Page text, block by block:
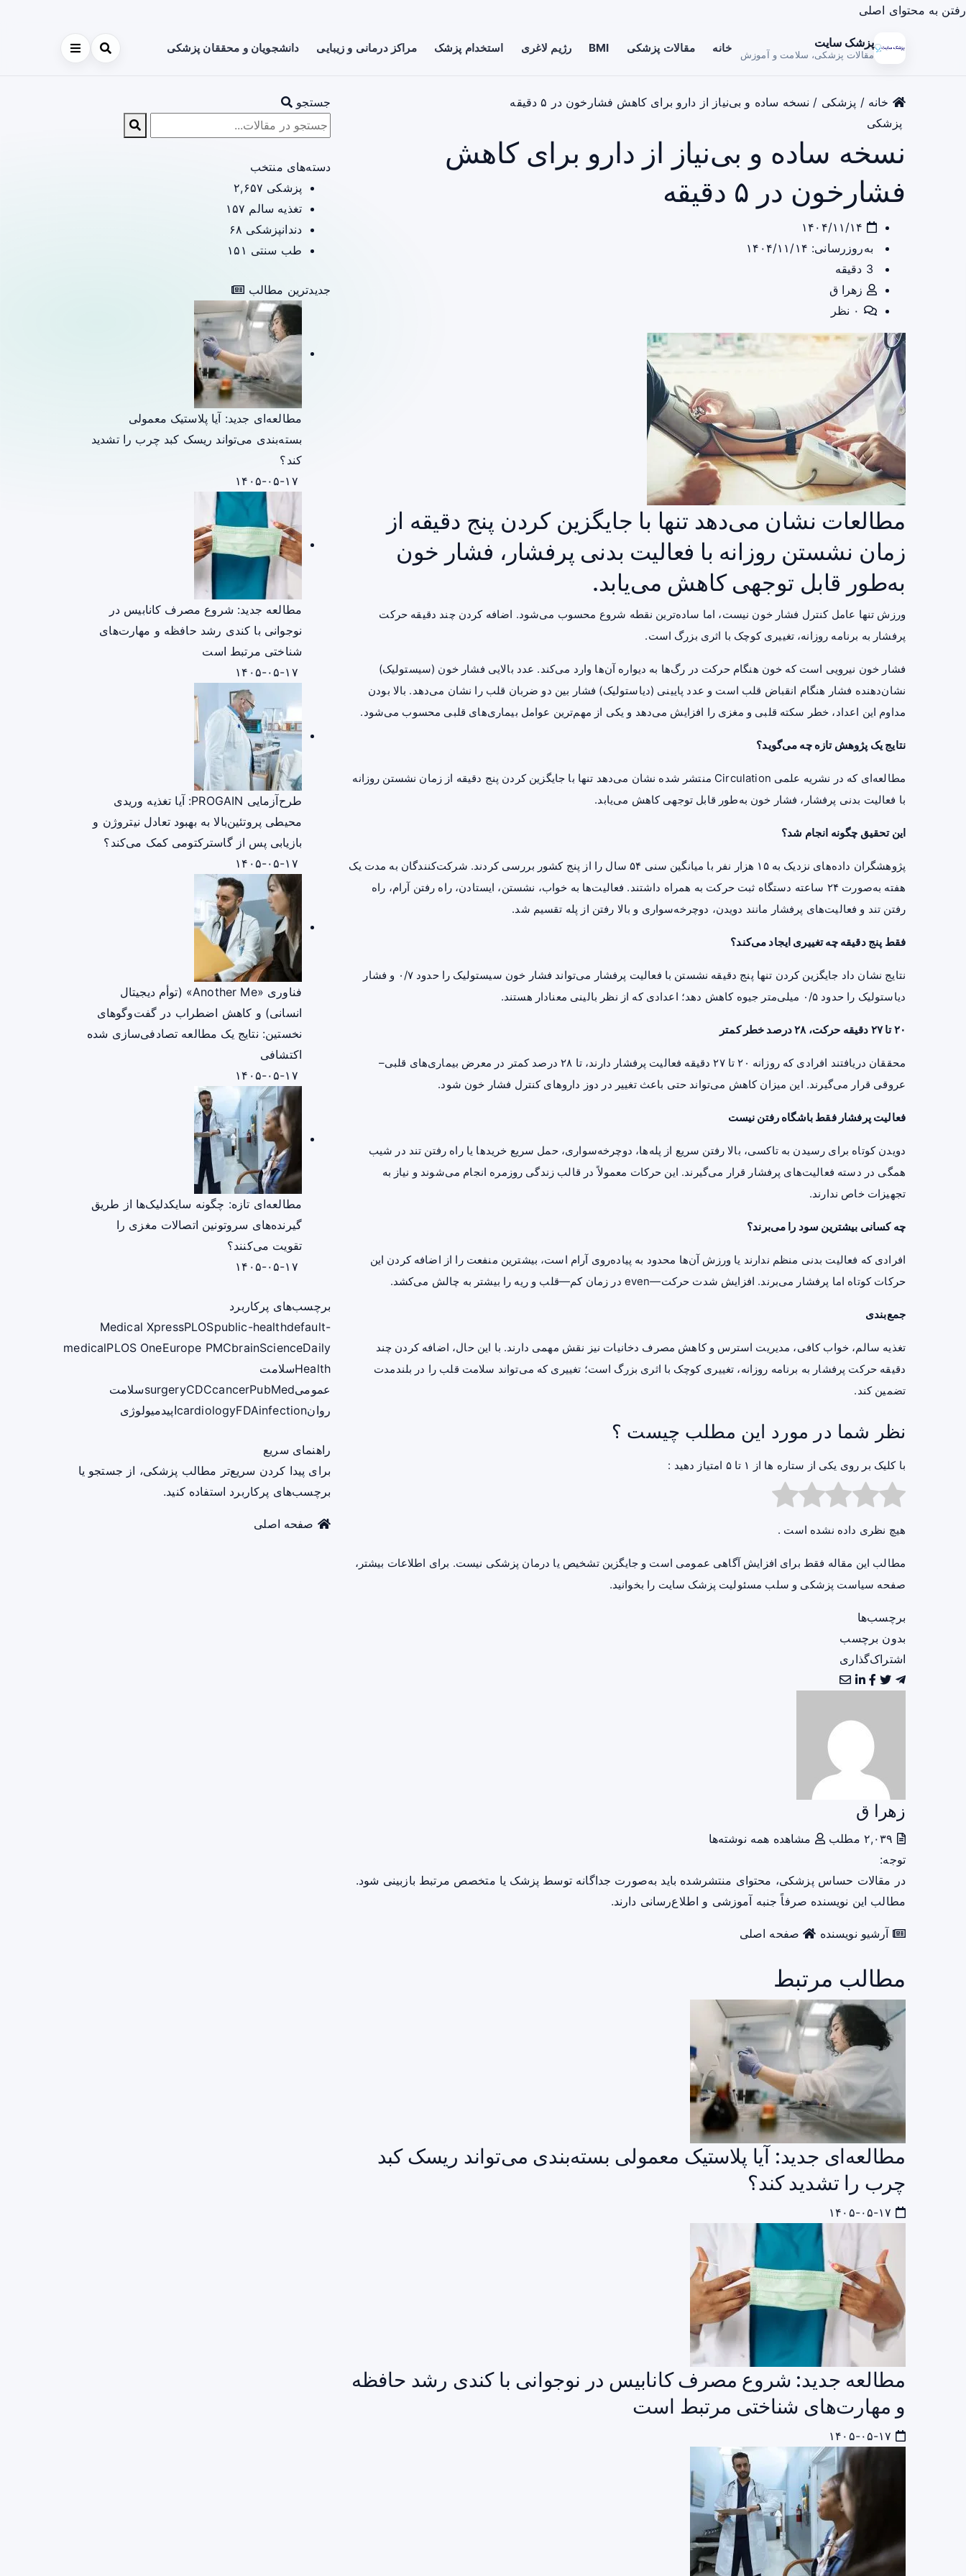
رفتن به محتوای اصلی
پزشک سایت
مقالات پزشکی، سلامت و آموزش خانه مقالات پزشکی BMI رژیم لاغری استخدام پزشک مراکز درمانی و زیبایی دانشجویان و محققان پزشکی
خانه / پزشکی / نسخه ساده و بی‌نیاز از دارو برای کاهش فشارخون در ۵ دقیقه
پزشکی
نسخه ساده و بی‌نیاز از دارو برای کاهش
فشارخون در ۵ دقیقه
به‌روزرسانی: ۱۴۰۴/۱۱/۱۴
زهرا ق
مطالعات نشان می‌دهد تنها با جایگزین کردن پنج دقیقه از
زمان نشستن روزانه با فعالیت بدنی پرفشار، فشار خون
به‌طور قابل توجهی کاهش می‌یابد.
ورزش تنها عامل کنترل فشار خون نیست، اما ساده‌ترین نقطه شروع محسوب می‌شود. اضافه کردن چند دقیقه حرکت
پرفشار به برنامه روزانه، تغییری کوچک با اثری بزرگ است.
فشار خون نیرویی است که خون هنگام حرکت در رگ‌ها به دیواره آن‌ها وارد می‌کند. عدد بالایی فشار خون (سیستولیک)
نشان‌دهنده فشار هنگام انقباض قلب است و عدد پایینی (دیاستولیک) فشار بین دو ضربان قلب را نشان می‌دهد. بالا بودن
مداوم این اعداد، خطر سکته قلبی و مغزی را افزایش می‌دهد و یکی از مهم‌ترین عوامل بیماری‌های قلبی محسوب می‌شود.
نتایج یک پژوهش تازه چه می‌گوید؟
مطالعه‌ای که در نشریه علمی Circulation منتشر شده نشان می‌دهد تنها با جایگزین کردن پنج دقیقه از زمان نشستن روزانه
با فعالیت بدنی پرفشار، فشار خون به‌طور قابل توجهی کاهش می‌یابد.
این تحقیق چگونه انجام شد؟
پژوهشگران داده‌های نزدیک به ۱۵ هزار نفر با میانگین سنی ۵۴ سال را از پنج کشور بررسی کردند. شرکت‌کنندگان به مدت یک
هفته به‌صورت ۲۴ ساعته دستگاه ثبت حرکت به همراه داشتند. فعالیت‌ها به خواب، نشستن، ایستادن، راه رفتن آرام، راه
رفتن تند و فعالیت‌های پرفشار مانند دویدن، دوچرخه‌سواری و بالا رفتن از پله تقسیم شد.
فقط پنج دقیقه چه تغییری ایجاد می‌کند؟
نتایج نشان داد جایگزین کردن تنها پنج دقیقه نشستن با فعالیت پرفشار می‌تواند فشار خون سیستولیک را حدود ۰/۷ و فشار
دیاستولیک را حدود ۰/۵ میلی‌متر جیوه کاهش دهد؛ اعدادی که از نظر بالینی معنادار هستند.
۲۰ تا ۲۷ دقیقه حرکت، ۲۸ درصد خطر کمتر
محققان دریافتند افرادی که روزانه ۲۰ تا ۲۷ دقیقه فعالیت پرفشار دارند، تا ۲۸ درصد کمتر در معرض بیماری‌های قلبی‌–
عروقی قرار می‌گیرند. این میزان کاهش می‌تواند حتی باعث تغییر در دوز داروهای کنترل فشار خون شود.
فعالیت پرفشار فقط باشگاه رفتن نیست
دویدن کوتاه برای رسیدن به تاکسی، بالا رفتن سریع از پله‌ها، دوچرخه‌سواری، حمل سریع خریدها یا راه رفتن تند در شیب
همگی در دسته فعالیت‌های پرفشار قرار می‌گیرند. این حرکات معمولاً در قالب زندگی روزمره انجام می‌شوند و نیاز به
تجهیزات خاص ندارند.
چه کسانی بیشترین سود را می‌برند؟
افرادی که فعالیت بدنی منظم ندارند یا ورزش آن‌ها محدود به پیاده‌روی آرام است، بیشترین منفعت را از اضافه کردن این
حرکات کوتاه اما پرفشار می‌برند. افزایش شدت حرکت—even در زمان کم—قلب و ریه را بیشتر به چالش می‌کشد.
جمع‌بندی
تغذیه سالم، خواب کافی، مدیریت استرس و کاهش مصرف دخانیات نیز نقش مهمی دارند. با این حال، اضافه کردن چند
دقیقه حرکت پرفشار به برنامه روزانه، تغییری کوچک با اثری بزرگ است؛ تغییری که می‌تواند سلامت قلب را در بلندمدت
تضمین کند.
نظر شما در مورد این مطلب چیست ؟
با کلیک بر روی یکی از ستاره ها از ۱ تا ۵ امتیاز دهید :
هیچ نظری داده نشده است .
مطالب این مقاله فقط برای افزایش آگاهی عمومی است و جایگزین تشخیص یا درمان پزشکی نیست. برای اطلاعات بیشتر،
صفحه سیاست پزشکی و سلب مسئولیت پزشک سایت را بخوانید.
برچسب‌ها
بدون برچسب
اشتراک‌گذاری
زهرا ق
مشاهده همه نوشته‌ها
توجه:
در مقالات حساس پزشکی، محتوای منتشرشده باید به‌صورت جداگانه توسط پزشک یا متخصص مرتبط بازبینی شود.
مطالب این نویسنده صرفاً جنبه آموزشی و اطلاع‌رسانی دارند.
آرشیو نویسنده صفحه اصلی
مطالب مرتبط
مطالعه‌ای جدید: آیا پلاستیک معمولی بسته‌بندی می‌تواند ریسک کبد
چرب را تشدید کند؟
مطالعه جدید: شروع مصرف کانابیس در نوجوانی با کندی رشد حافظه
و مهارت‌های شناختی مرتبط است
جستجو
دسته‌های منتخب
پزشکی ۲,۶۵۷
تغذیه سالم ۱۵۷
دندانپزشکی ۶۸
طب سنتی ۱۵۱
جدیدترین مطالب
مطالعه‌ای جدید: آیا پلاستیک معمولی
بسته‌بندی می‌تواند ریسک کبد چرب را تشدید
کند؟
مطالعه جدید: شروع مصرف کانابیس در
نوجوانی با کندی رشد حافظه و مهارت‌های
شناختی مرتبط است
طرح‌آزمایی PROGAIN: آیا تغذیه وریدی
محیطی پروتئین‌بالا به بهبود تعادل نیتروژن و
بازیابی پس از گاسترکتومی کمک می‌کند؟
فناوری «Another Me» (توأم دیجیتال
انسانی) و کاهش اضطراب در گفت‌وگوهای
نخستین: نتایج یک مطالعه تصادفی‌سازی شده
اکتشافی
مطالعه‌ای تازه: چگونه سایکدلیک‌ها از طریق
گیرنده‌های سروتونین اتصالات مغزی را
تقویت می‌کنند؟
برچسب‌های پرکاربرد
Medical XpressPLOSpublic-healthdefault-
medicalPLOS OneEurope PMCbrainScienceDaily
Healthسلامت
عمومی
surgeryCDCcancerPubMed
سلامت
روان
cardiologyFDAinfection اپیدمیولوژی
راهنمای سریع
برای پیدا کردن سریع‌تر مطالب پزشکی، از جستجو یا
برچسب‌های پرکاربرد استفاده کنید.
صفحه اصلی